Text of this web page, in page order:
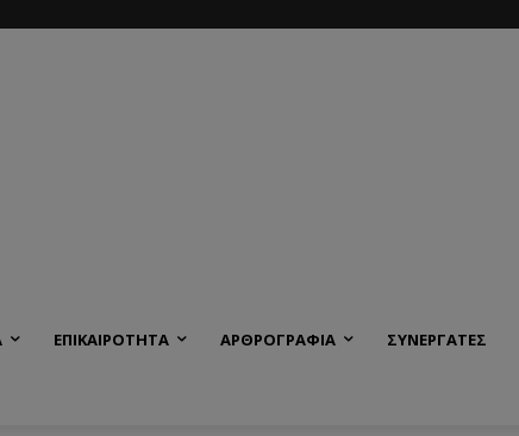
ΕΠΙΚΑΙΡΟΤΗΤΑ ΑΡΘΡΟΓΡΑΦΙΑ ΣΥΝΕΡΓΑΤΕΣ